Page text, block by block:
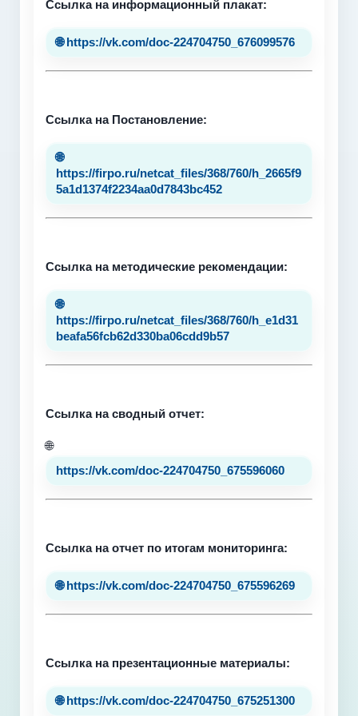
Ссылка на информационный плакат:
🌐 https://vk.com/doc-224704750_676099576
Ссылка на Постановление:
🌐
https://firpo.ru/netcat_files/368/760/h_2665f9
5a1d1374f2234aa0d7843bc452
Ссылка на методические рекомендации:
🌐
https://firpo.ru/netcat_files/368/760/h_e1d31
beafa56fcb62d330ba06cdd9b57
Ссылка на сводный отчет:
🌐
https://vk.com/doc-224704750_675596060
Ссылка на отчет по итогам мониторинга:
🌐 https://vk.com/doc-224704750_675596269
Ссылка на презентационные материалы:
🌐 https://vk.com/doc-224704750_675251300